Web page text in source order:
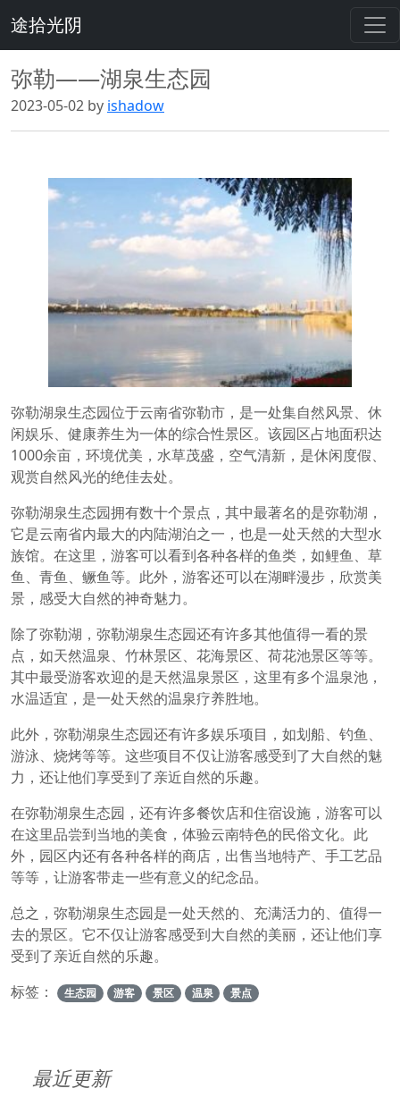
途拾光阴
弥勒——湖泉生态园
2023-05-02 by ishadow
弥勒湖泉生态园位于云南省弥勒市，是一处集自然风景、休
闲娱乐、健康养生为一体的综合性景区。该园区占地面积达
1000余亩，环境优美，水草茂盛，空气清新，是休闲度假、
观赏自然风光的绝佳去处。
弥勒湖泉生态园拥有数十个景点，其中最著名的是弥勒湖，
它是云南省内最大的内陆湖泊之一，也是一处天然的大型水
族馆。在这里，游客可以看到各种各样的鱼类，如鲤鱼、草
鱼、青鱼、鳜鱼等。此外，游客还可以在湖畔漫步，欣赏美
景，感受大自然的神奇魅力。
除了弥勒湖，弥勒湖泉生态园还有许多其他值得一看的景
点，如天然温泉、竹林景区、花海景区、荷花池景区等等。
其中最受游客欢迎的是天然温泉景区，这里有多个温泉池，
水温适宜，是一处天然的温泉疗养胜地。
此外，弥勒湖泉生态园还有许多娱乐项目，如划船、钓鱼、
游泳、烧烤等等。这些项目不仅让游客感受到了大自然的魅
力，还让他们享受到了亲近自然的乐趣。
在弥勒湖泉生态园，还有许多餐饮店和住宿设施，游客可以
在这里品尝到当地的美食，体验云南特色的民俗文化。此
外，园区内还有各种各样的商店，出售当地特产、手工艺品
等等，让游客带走一些有意义的纪念品。
总之，弥勒湖泉生态园是一处天然的、充满活力的、值得一
去的景区。它不仅让游客感受到大自然的美丽，还让他们享
受到了亲近自然的乐趣。
标签：
生态园 游客 景区 温泉 景点
最近更新